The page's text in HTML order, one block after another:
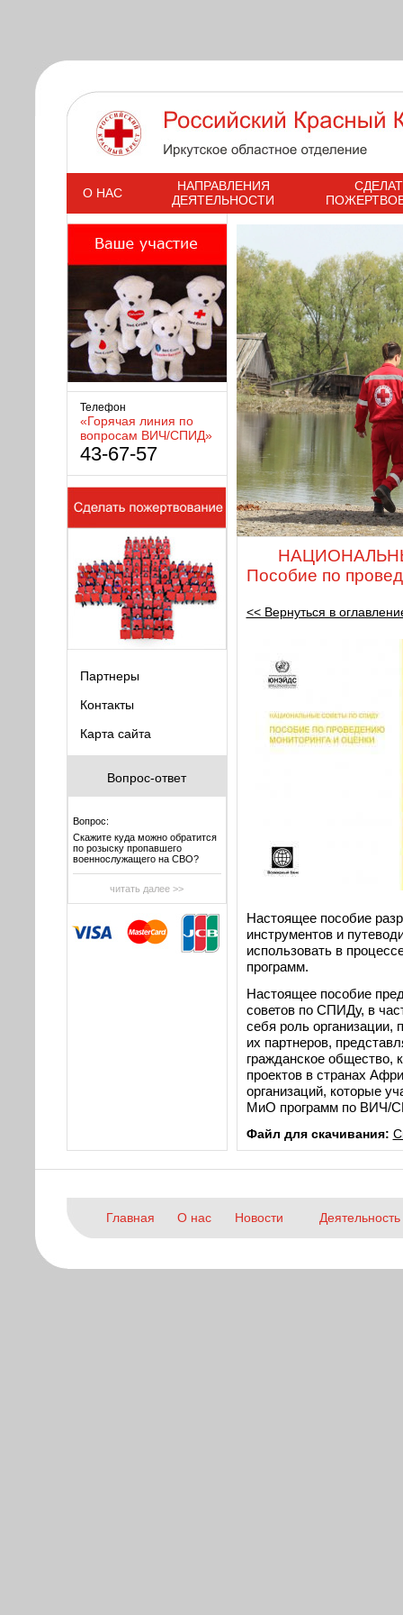
s
О НАС
НАПРАВЛЕНИЯ
ДЕЯТЕЛЬНОСТИ
Телефон
«Горячая линия по
вопросам ВИЧ/СПИД»
43-67-57
Партнеры
Контакты
Карта сайта
Вопрос-ответ
Вопрос:
Скажите куда можно обратится
по розыску пропавшего
военнослужащего на СВО?
читать далее >>
Пособие по
<< Вернуться в
Настоящее пособие
инструментов и
использовать в
программ.
Настоящее пособие
советов по СПИДу, в
себя роль организации,
их партнеров,
гражданское общество,
проектов в странах
организаций, которые
МиО программ по ВИЧ/
Файл для скачивания:
Главная О нас Новости Деятельность